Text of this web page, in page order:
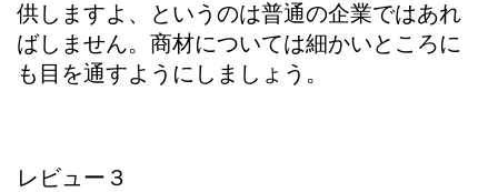
供しますよ、というのは普通の企業ではあれ
ばしません。商材については細かいところに
も目を通すようにしましょう。
レビュー３